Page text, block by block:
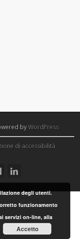
byWordPress
di accessibilità
degli utenti.
funzionamento
servizi on-line, alla
Accetto